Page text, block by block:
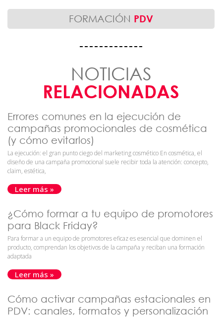
FORMACIÓN PDV
NOTICIAS
RELACIONADAS
Errores comunes en la ejecución de
campañas promocionales de cosmética
(y cómo evitarlos)
La ejecución: el gran punto ciego del marketing cosmético En cosmética, el
diseño de una campaña promocional suele recibir toda la atención: concepto,
claim, estética,
Leer más »
¿Cómo formar a tu equipo de promotores
para Black Friday?
Para formar a un equipo de promotores eficaz es esencial que dominen el
producto, comprendan los objetivos de la campaña y reciban una formación
adaptada
Leer más »
Cómo activar campañas estacionales en
PDV: canales, formatos y personalización